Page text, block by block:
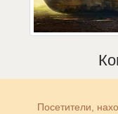
Посетители,